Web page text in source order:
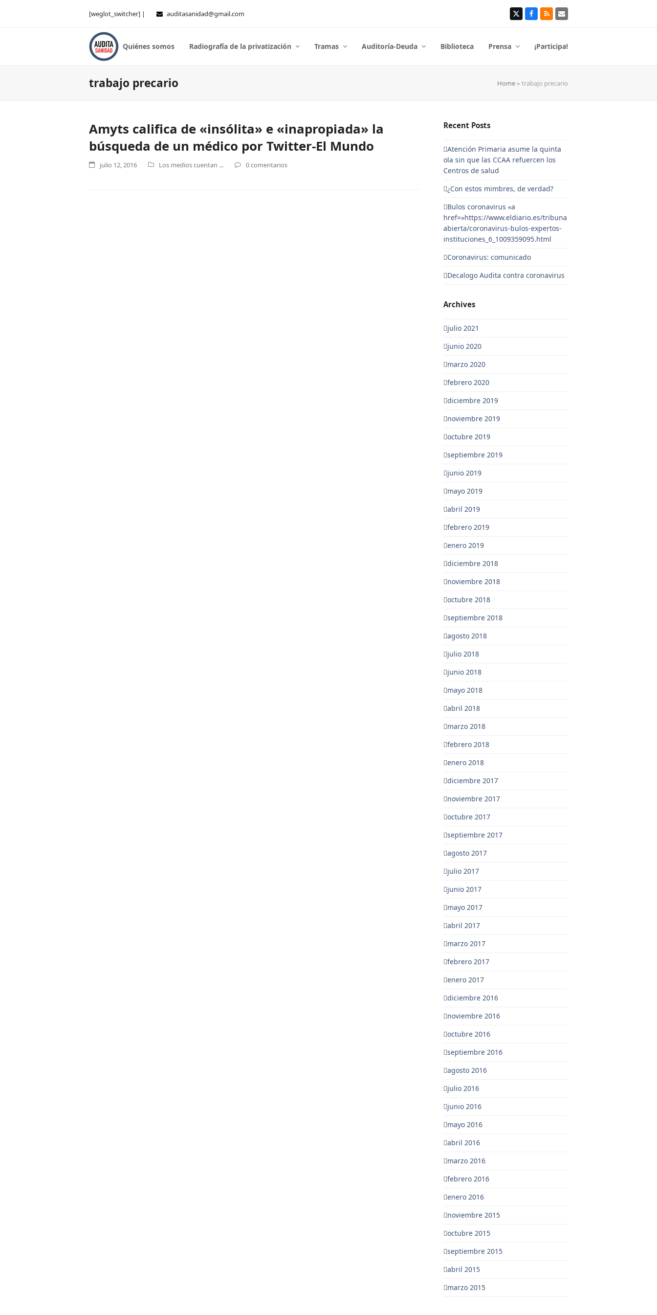
[weglot_switcher] | auditasanidad@gmail.com TwitterFacebook
RSS Correo
Quiénes somos Radiografía de la privatización Tramas Auditoría-Deuda Biblioteca Prensa ¡Participa!
trabajo precario Home » trabajo precario
Amyts califica de «insólita» e «inapropiada» la
búsqueda de un médico por Twitter-El Mundo
julio 12, 2016 Los medios cuentan ... 0 comentarios
Recent Posts
Atención Primaria asume la quinta
ola sin que las CCAA refuercen los
Centros de salud
¿Con estos mimbres, de verdad?
Bulos coronavirus «a
href=»https://www.eldiario.es/tribuna
abierta/coronavirus-bulos-expertos-
instituciones_6_1009359095.html
Coronavirus: comunicado
Decalogo Audita contra coronavirus
Archives
julio 2021
junio 2020
marzo 2020
febrero 2020
diciembre 2019
noviembre 2019
octubre 2019
septiembre 2019
junio 2019
mayo 2019
abril 2019
febrero 2019
enero 2019
diciembre 2018
noviembre 2018
octubre 2018
septiembre 2018
agosto 2018
julio 2018
junio 2018
mayo 2018
abril 2018
marzo 2018
febrero 2018
enero 2018
diciembre 2017
noviembre 2017
octubre 2017
septiembre 2017
agosto 2017
julio 2017
junio 2017
mayo 2017
abril 2017
marzo 2017
febrero 2017
enero 2017
diciembre 2016
noviembre 2016
octubre 2016
septiembre 2016
agosto 2016
julio 2016
junio 2016
mayo 2016
abril 2016
marzo 2016
febrero 2016
enero 2016
noviembre 2015
octubre 2015
septiembre 2015
abril 2015
marzo 2015